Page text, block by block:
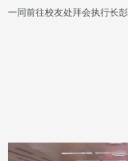
一同前往校友处拜会执行长彭